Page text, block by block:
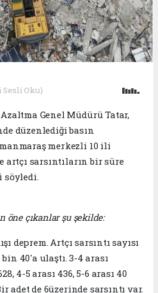
Sesli Oku)
Genel Müdürü Tatar,
düzenlediği basın
merkezli 10 ili
artçı sarsıntıların bir süre
söyledi.
öne çıkanlar şu şekilde:
deprem. Artçı sarsıntı sayısı
40'a ulaştı. 3-4 arası
4-5 arası 436, 5-6 arası 40
adet de 6üzerinde sarsıntı var.